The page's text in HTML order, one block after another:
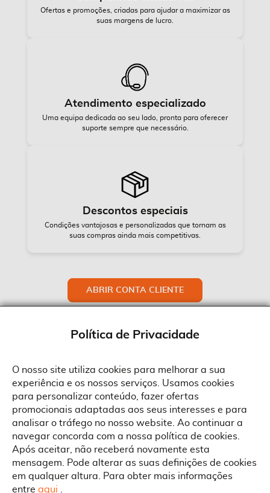
Ofertas e promoções, criadas para ajudar a maximizar as
suas margens de lucro.
Atendimento especializado
Uma equipa dedicada ao seu lado, pronta para oferecer
suporte sempre que necessário.
Descontos especiais
Condições vantajosas e personalizadas que tornam as
suas compras ainda mais competitivas.
ABRIR CONTA CLIENTE
Política de Privacidade
O nosso site utiliza cookies para melhorar a sua
experiência e os nossos serviços. Usamos cookies
para personalizar conteúdo, fazer ofertas
promocionais adaptadas aos seus interesses e para
analisar o tráfego no nosso website. Ao continuar a
navegar concorda com a nossa política de cookies.
Após aceitar, não receberá novamente esta
mensagem. Pode alterar as suas definições de cookies
em qualquer altura. Para obter mais informações
entre aqui
Sobre a Suprides
Quem Somos
Informações
Termos e Condições
Condições Gerais de Venda
Serviço Pós-Venda
Contactos
Morada
Rua Gonçalves Zarco, 1837
Política de Cookies
Ao aceitar a política de cookies da Suprides deverá ter em consideração
que a utilização de cookies possibilita a personalização da utilização e a
apresentação de serviços e ofertas adaptadas ao seu interesses. Pode
alterar as suas definições de cookies a qualquer altura.